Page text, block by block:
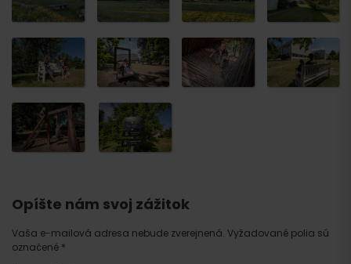
Opíšte nám svoj zážitok
Vaša e-mailová adresa nebude zverejnená. Vyžadované polia sú
označené *